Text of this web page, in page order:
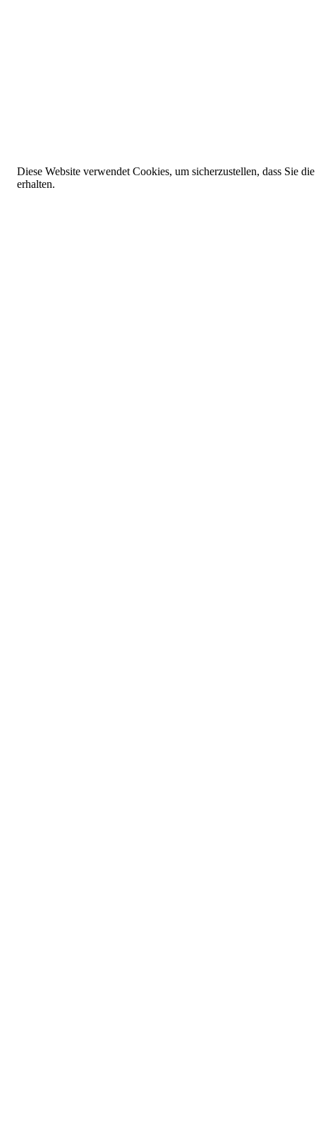
Diese Website verwendet Cookies, um sicherzustellen, dass Sie
erhalten.